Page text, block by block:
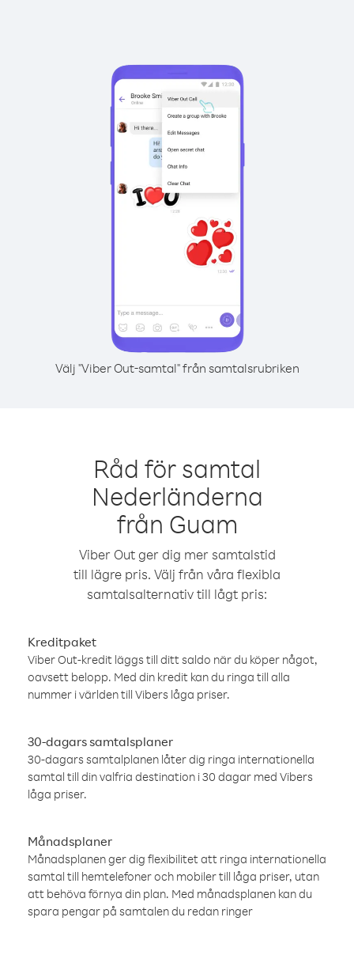
Välj "Viber Out-samtal" från samtalsrubriken
Råd för samtal
Nederländerna
från Guam
Viber Out ger dig mer samtalstid
till lägre pris. Välj från våra flexibla
samtalsalternativ till lågt pris:
Kreditpaket
Viber Out-kredit läggs till ditt saldo när du köper något,
oavsett belopp. Med din kredit kan du ringa till alla
nummer i världen till Vibers låga priser.
30-dagars samtalsplaner
30-dagars samtalplanen låter dig ringa internationella
samtal till din valfria destination i 30 dagar med Vibers
låga priser.
Månadsplaner
Månadsplanen ger dig flexibilitet att ringa internationella
samtal till hemtelefoner och mobiler till låga priser, utan
att behöva förnya din plan. Med månadsplanen kan du
spara pengar på samtalen du redan ringer